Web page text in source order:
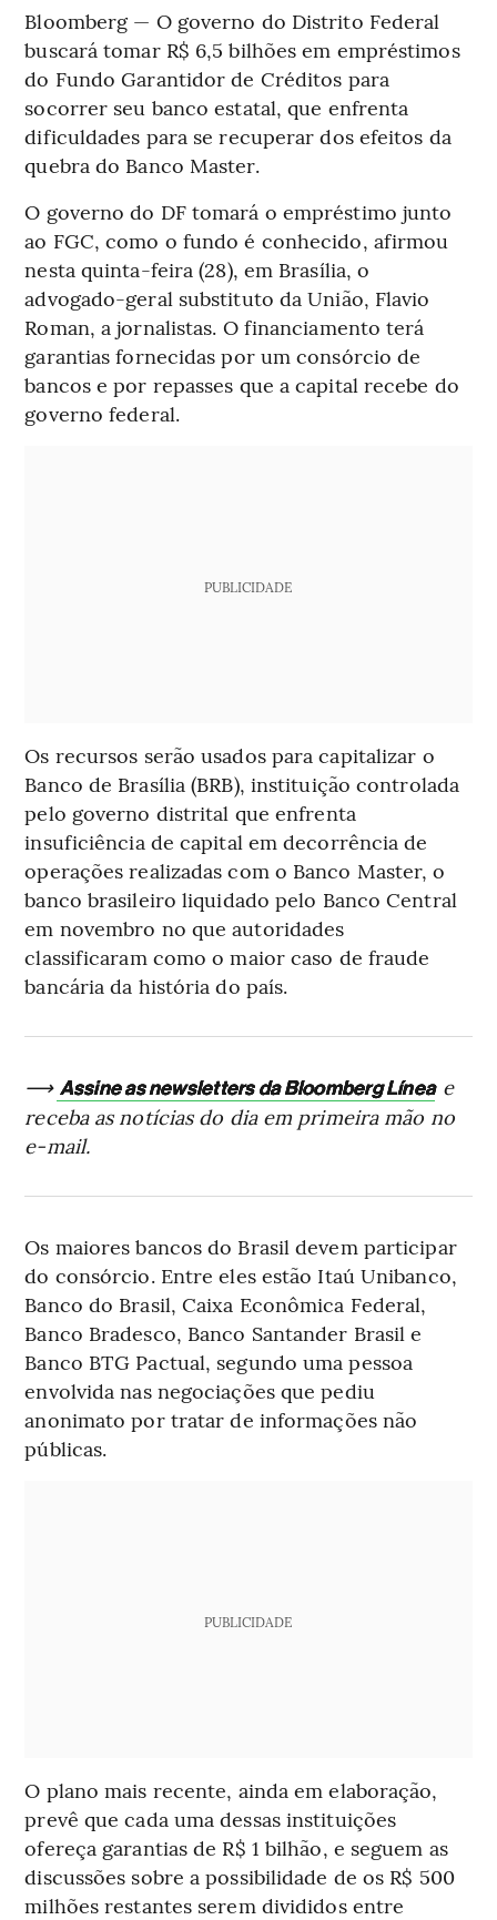
Bloomberg — O governo do Distrito Federal
buscará tomar R$ 6,5 bilhões em empréstimos
do Fundo Garantidor de Créditos para
socorrer seu banco estatal, que enfrenta
dificuldades para se recuperar dos efeitos da
quebra do Banco Master.
O governo do DF tomará o empréstimo junto
ao FGC, como o fundo é conhecido, afirmou
nesta quinta-feira (28), em Brasília, o
advogado-geral substituto da União, Flavio
Roman, a jornalistas. O financiamento terá
garantias fornecidas por um consórcio de
bancos e por repasses que a capital recebe do
governo federal.
PUBLICIDADE
Os recursos serão usados para capitalizar o
Banco de Brasília (BRB), instituição controlada
pelo governo distrital que enfrenta
insuficiência de capital em decorrência de
operações realizadas com o Banco Master, o
banco brasileiro liquidado pelo Banco Central
em novembro no que autoridades
classificaram como o maior caso de fraude
bancária da história do país.
⟶ Assine as newsletters da Bloomberg Línea e
receba as notícias do dia em primeira mão no
e-mail.
Os maiores bancos do Brasil devem participar
do consórcio. Entre eles estão Itaú Unibanco,
Banco do Brasil, Caixa Econômica Federal,
Banco Bradesco, Banco Santander Brasil e
Banco BTG Pactual, segundo uma pessoa
envolvida nas negociações que pediu
anonimato por tratar de informações não
públicas.
PUBLICIDADE
O plano mais recente, ainda em elaboração,
prevê que cada uma dessas instituições
ofereça garantias de R$ 1 bilhão, e seguem as
discussões sobre a possibilidade de os R$ 500
milhões restantes serem divididos entre